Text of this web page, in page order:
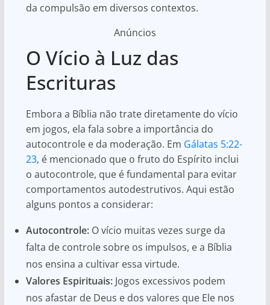
da compulsão em diversos contextos.
Anúncios
O Vício à Luz das
Escrituras
Embora a Bíblia não trate diretamente do vício
em jogos, ela fala sobre a importância do
autocontrole e da moderação. Em Gálatas 5:22-
23, é mencionado que o fruto do Espírito inclui
o autocontrole, que é fundamental para evitar
comportamentos autodestrutivos. Aqui estão
alguns pontos a considerar:
Autocontrole:O vício muitas vezes surge da
falta de controle sobre os impulsos, e a Bíblia
nos ensina a cultivar essa virtude.
Valores Espirituais:Jogos excessivos podem
nos afastar de Deus e dos valores que Ele nos